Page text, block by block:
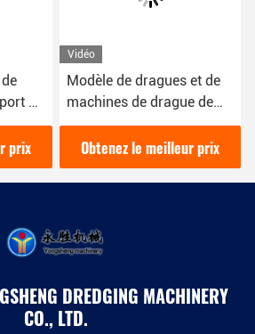
de
prix
Vidéo
Modèle de dragues et de
machines de drague de
100 cbm 8 pouces pour
les projets et les tâches de
drague à grande échelle
Obtenez le meilleur prix
DREDGING MACHINERY
CO., LTD.